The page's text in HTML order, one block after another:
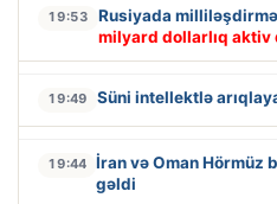
19:53 Rusiyada
milyard dollarlıq
19:49 Süni intellektlə
19:44 İran və Oman Hörmüz
gəldi